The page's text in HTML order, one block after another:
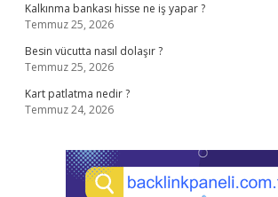
Kalkınma bankası hisse ne iş yapar ?
Temmuz 25, 2026
Besin vücutta nasıl dolaşır ?
Temmuz 25, 2026
Kart patlatma nedir ?
Temmuz 24, 2026